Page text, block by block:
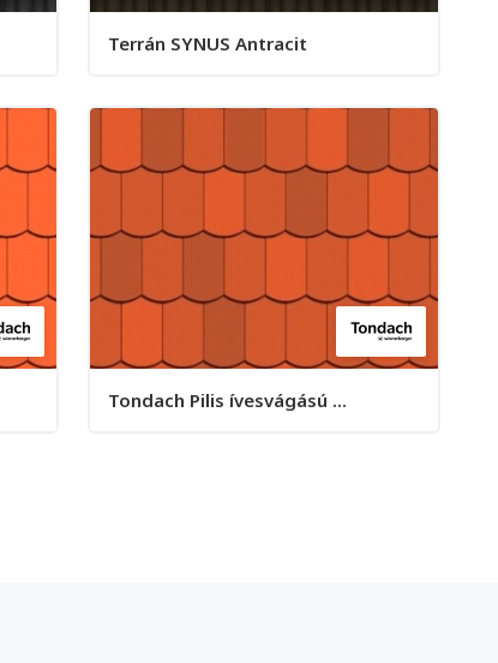
Terrán SYNUS Antracit
Tondach Pilis ívesvágású ...